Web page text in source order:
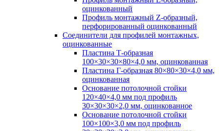
оцинкованный
Профиль монтажный Z-образный,
перфорированный оцинкованный
Соединители для профилей монтажных,
оцинкованные
Пластина Т-образная
100×30×30×80×4,0 мм, оцинкованная
Пластина Г-образная 80×80×30×4,0 мм,
оцинкованная
Основание потолочной стойки
120×40×4,0 мм под профиль
30×30×30×2,0 мм, оцинкованное
Основание потолочной стойки
100×100×3,0 мм под профиль